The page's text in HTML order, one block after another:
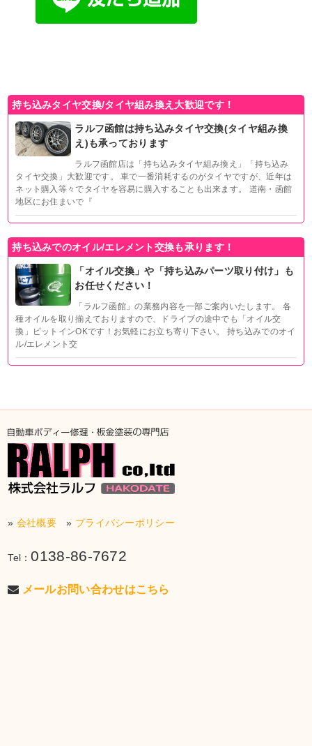
持ち込みタイヤ交換/タイヤ組み換え大歓迎です！
ラルフ函館は持ち込みタイヤ交換(タイヤ組み換
え)も承っております
ラルフ函館店は「持ち込みタイヤ組み換え」「持ち込み
タイヤ交換」大歓迎です。 車で一番消耗するのがタイヤですが、近年は
ネット購入等々でタイヤを容易に購入することも出来ます。 道南・函館
地区にお住まいで『
持ち込みでのオイル/エレメント交換も承ります！
「オイル交換」や「持ち込みパーツ取り付け」も
お任せください！
「ラルフ函館」の業務内容を一部ご案内いたします。 各
種オイルを取り揃えておりますので、ドライブの途中でも「オイル交
換」ピットインOKです！お気軽にお立ち寄り下さい。 持ち込みでのオイ
ル/エレメント交
» 会社概要 » プライバシーポリシー
Tel：0138-86-7672
メールお問い合わせはこちら